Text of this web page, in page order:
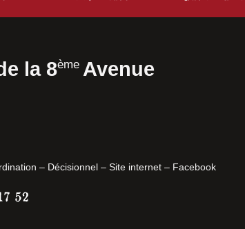
la 8ème Avenue
– Décisionnel – Site internet – Facebook